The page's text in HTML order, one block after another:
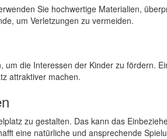
Sie hochwertige Materialien,
um Verletzungen zu vermeiden.
um die Interessen der Kinder zu fördern.
attraktiver machen.
zu gestalten. Das kann das
eine natürliche und ansprechende